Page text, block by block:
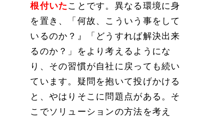
根付いた ことです。異なる環境に身
を置き、「何故、こういう事をして
いるのか？』「どうすれば解決出来
るのか？」をより考えるようにな
り、その習慣が自社に戻っても続い
ています。疑問を抱いて投げかける
と、やはりそこに問題点がある。そ
こでソリューションの方法を考え